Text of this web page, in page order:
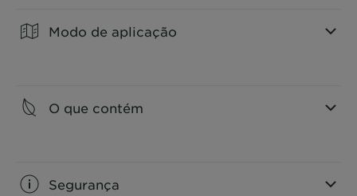
Modo de aplicação
O que contém
Segurança